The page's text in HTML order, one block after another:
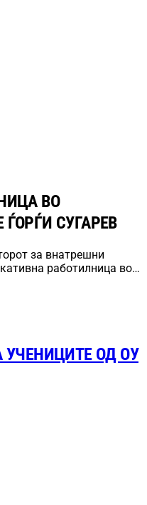
ВО
СУГАРЕВ
за внатрешни
работилница во…
УЧЕНИЦИТЕ ОД ОУ